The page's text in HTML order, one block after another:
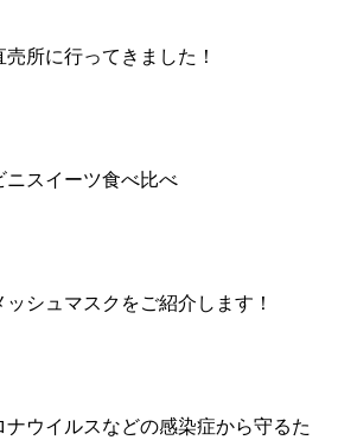
所に行ってきました！
スイーツ食べ比べ
シュマスクをご紹介します！
ウイルスなどの感染症から守るた